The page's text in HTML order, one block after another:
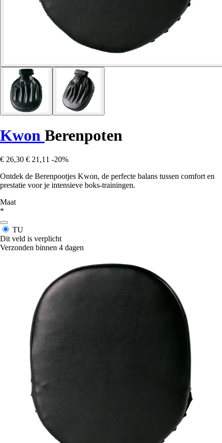
Kwon Berenpoten
€ 26,30 € 21,11 -20%
Ontdek de Berenpootjes Kwon, de perfecte balans tussen comfort en
prestatie voor je intensieve boks-trainingen.
Maat
*
TU
Dit veld is verplicht
Verzonden binnen 4 dagen